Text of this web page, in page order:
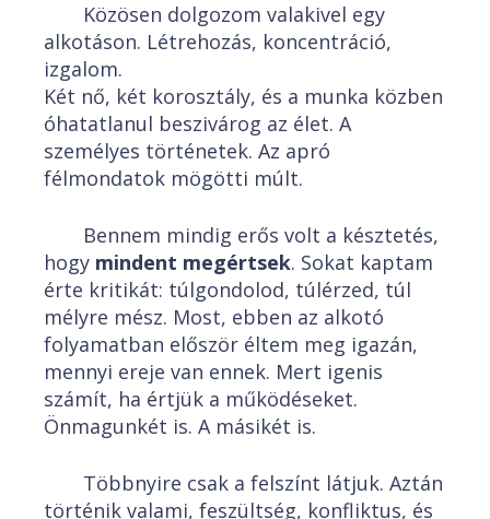
Közösen dolgozom valakivel egy
alkotáson. Létrehozás, koncentráció,
izgalom.
Két nő, két korosztály, és a munka közben
óhatatlanul beszivárog az élet. A
személyes történetek. Az apró
félmondatok mögötti múlt.
Bennem mindig erős volt a késztetés,
hogy mindent megértsek. Sokat kaptam
érte kritikát: túlgondolod, túlérzed, túl
mélyre mész. Most, ebben az alkotó
folyamatban először éltem meg igazán,
mennyi ereje van ennek. Mert igenis
számít, ha értjük a működéseket.
Önmagunkét is. A másikét is.
Többnyire csak a felszínt látjuk. Aztán
történik valami, feszültség, konfliktus, és